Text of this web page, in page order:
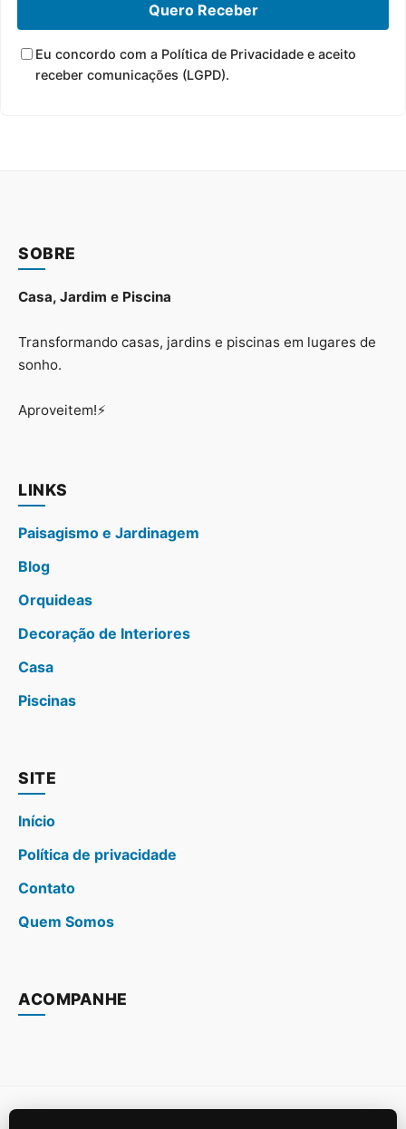
Quero Receber
Eu concordo com a Política de Privacidade e aceito
receber comunicações (LGPD).
SOBRE
Casa, Jardim e Piscina
Transformando casas, jardins e piscinas em lugares de
sonho.
Aproveitem!⚡
LINKS
Paisagismo e Jardinagem
Blog
Orquideas
Decoração de Interiores
Casa
Piscinas
SITE
Início
Política de privacidade
Contato
Quem Somos
ACOMPANHE